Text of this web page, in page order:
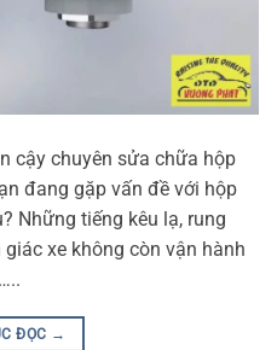
cậy chuyên sửa chữa hộp
đang gặp vấn đề với hộp
Những tiếng kêu lạ, rung
xe không còn vận hành
ĐỌC →